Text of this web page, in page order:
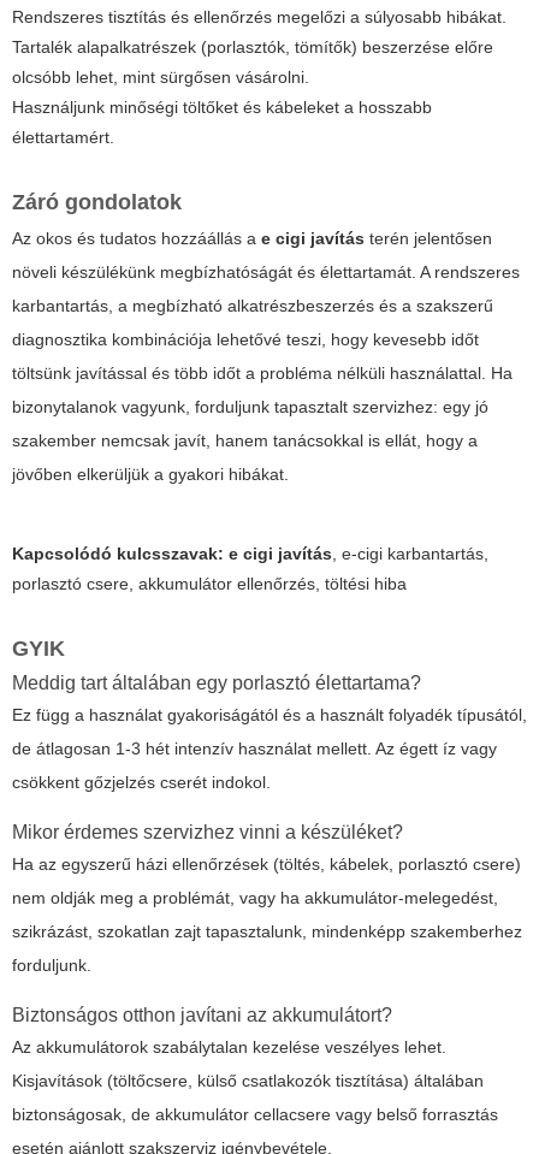
Rendszeres tisztítás és ellenőrzés megelőzi a súlyosabb hibákat.
Tartalék alapalkatrészek (porlasztók, tömítők) beszerzése előre
olcsóbb lehet, mint sürgősen vásárolni.
Használjunk minőségi töltőket és kábeleket a hosszabb
élettartamért.
Záró gondolatok
Az okos és tudatos hozzáállás a e cigi javítás terén jelentősen
növeli készülékünk megbízhatóságát és élettartamát. A rendszeres
karbantartás, a megbízható alkatrészbeszerzés és a szakszerű
diagnosztika kombinációja lehetővé teszi, hogy kevesebb időt
töltsünk javítással és több időt a probléma nélküli használattal. Ha
bizonytalanok vagyunk, forduljunk tapasztalt szervizhez: egy jó
szakember nemcsak javít, hanem tanácsokkal is ellát, hogy a
jövőben elkerüljük a gyakori hibákat.
Kapcsolódó kulcsszavak: e cigi javítás, e-cigi karbantartás,
porlasztó csere, akkumulátor ellenőrzés, töltési hiba
GYIK
Meddig tart általában egy porlasztó élettartama?
Ez függ a használat gyakoriságától és a használt folyadék típusától,
de átlagosan 1-3 hét intenzív használat mellett. Az égett íz vagy
csökkent gőzjelzés cserét indokol.
Mikor érdemes szervizhez vinni a készüléket?
Ha az egyszerű házi ellenőrzések (töltés, kábelek, porlasztó csere)
nem oldják meg a problémát, vagy ha akkumulátor-melegedést,
szikrázást, szokatlan zajt tapasztalunk, mindenképp szakemberhez
forduljunk.
Biztonságos otthon javítani az akkumulátort?
Az akkumulátorok szabálytalan kezelése veszélyes lehet.
Kisjavítások (töltőcsere, külső csatlakozók tisztítása) általában
biztonságosak, de akkumulátor cellacsere vagy belső forrasztás
esetén ajánlott szakszerviz igénybevétele.